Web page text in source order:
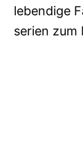
lebendige
serien zum